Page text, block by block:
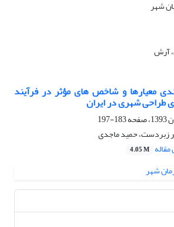
آرش
معیارها و شاخص های مؤثر در فرآیند
طراحی شهری در ایران
183-197
زبردست، حمید ماجدی
4.05 M